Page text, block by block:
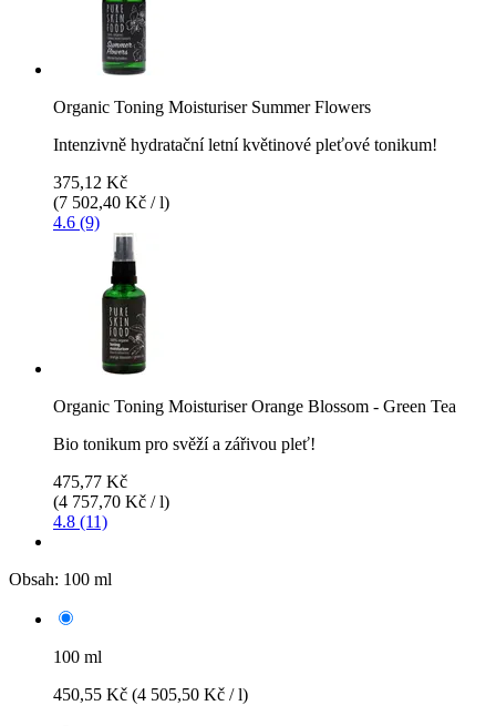
Organic Toning Moisturiser Summer Flowers
Intenzivně hydratační letní květinové pleťové tonikum!
375,12 Kč
(7 502,40 Kč / l)
4.6 (9)
Organic Toning Moisturiser Orange Blossom - Green Tea
Bio tonikum pro svěží a zářivou pleť!
475,77 Kč
(4 757,70 Kč / l)
4.8 (11)
Obsah: 100 ml
100 ml
450,55 Kč (4 505,50 Kč / l)